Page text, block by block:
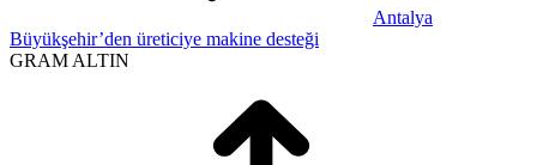
Antalya
Büyükşehir’den üreticiye makine desteği
GRAM ALTIN